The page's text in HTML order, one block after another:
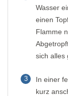
Wasser
einen
Flamme
sich alles
3
In einer
kurz